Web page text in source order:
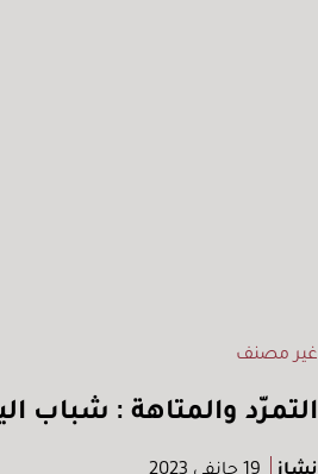
غير مصنف
التمرّد والمتاهة : شباب
نشاز 19 جانفي 2023